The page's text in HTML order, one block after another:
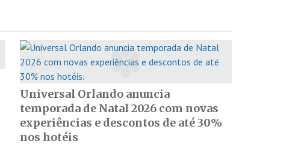
Universal Orlando anuncia
temporada de Natal 2026 com novas
experiências e descontos de até 30%
nos hotéis